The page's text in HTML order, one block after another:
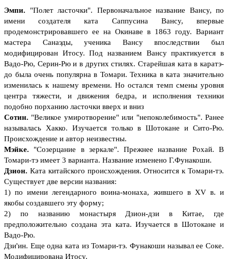
Эмпи. "Полет ласточки". Первоначальное название Вансу, по
имени создателя ката Саппусина Вансу, впервые
продемонстрировавшего ее на Окинаве в 1863 году. Вариант
мастера Санаэды, ученика Вансу впоследствии был
модифицирован Итосу. Под названием Вансу практикуется в
Вадо-Рю, Серин-Рю и в других стилях. Старейшая ката в каратэ-
до была очень популярна в Томари. Техника в ката значительно
изменилась к нашему времени. Но остался темп смены уровня
центра тяжести, и движения бедра, и исполнения техники
подобно порханию ласточки вверх и вниз
Сотин. "Великое умиротворение" или "непоколебимость". Ранее
называлась Хакко. Изучается только в Шотокане и Сито-Рю.
Происхождение и автор неизвестны.
Мэйке. "Созерцание в зеркале". Прежнее название Рохай. В
Томари-тэ имеет 3 варианта. Название изменено Г.Фунакоши.
Дзион. Ката китайского происхождения. Относится к Томари-тэ.
Существует две версии названия:
1) по имени легендарного воина-монаха, жившего в XV в. и
якобы создавшего эту форму;
2) по названию монастыря Дзион-дзи в Китае, где
предположительно создана эта ката. Изучается в Шотокане и
Вадо-Рю.
Дзи'ин. Еще одна ката из Томари-тэ. Фунакоши называл ее Соке.
Модифицирована Итосу.